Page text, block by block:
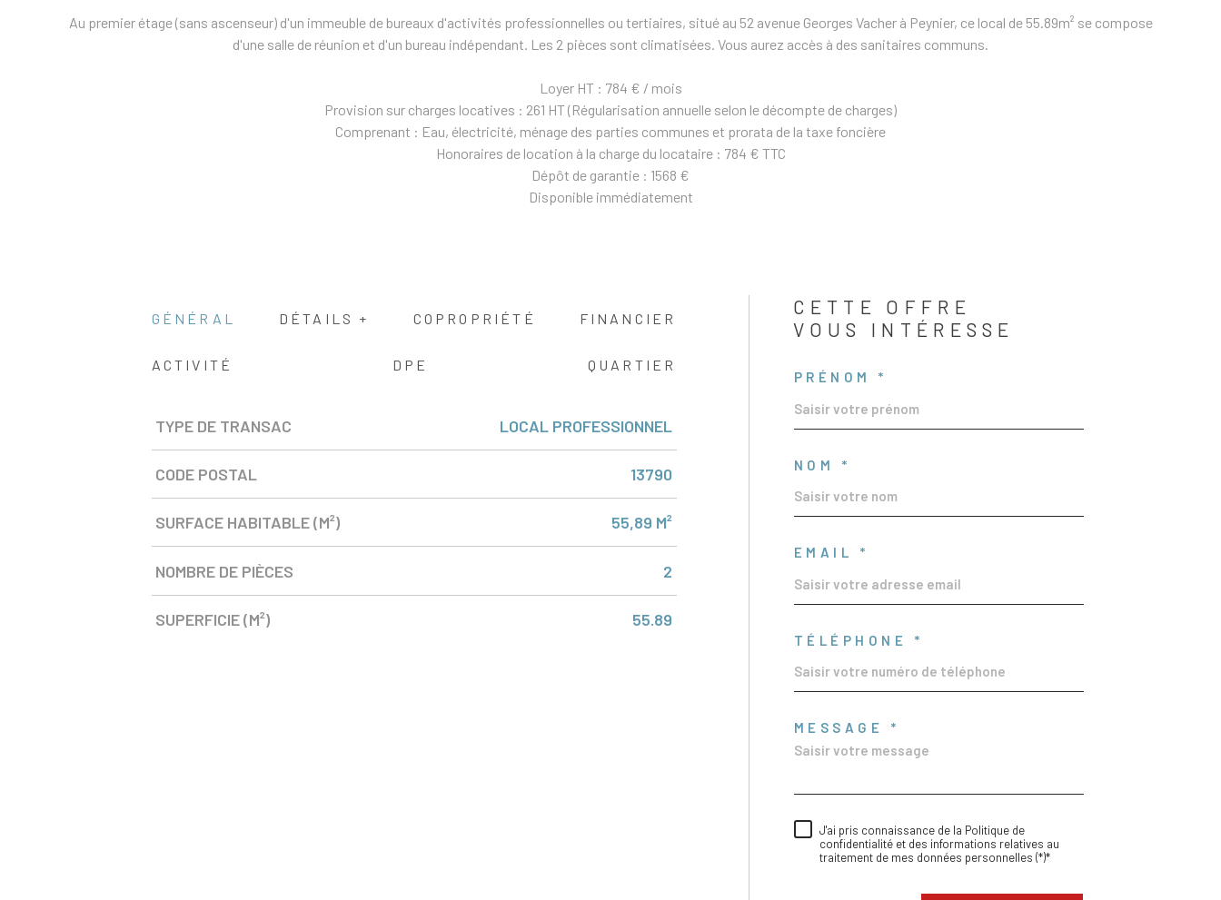
Au premier étage (sans ascenseur) d'un immeuble de bureaux d'activités professionnelles ou tertiaires, situé au 52 avenue Georges Vacher à Peynier, ce local de 55.89m² se compose
d'une salle de réunion et d'un bureau indépendant. Les 2 pièces sont climatisées. Vous aurez accès à des sanitaires communs.
Loyer HT : 784 € / mois
Provision sur charges locatives : 261 HT (Régularisation annuelle selon le décompte de charges)
Comprenant : Eau, électricité, ménage des parties communes et prorata de la taxe foncière
Honoraires de location à la charge du locataire : 784 € TTC
Dépôt de garantie : 1568 €
Disponible immédiatement
GÉNÉRAL DÉTAILS + COPROPRIÉTÉ FINANCIER
ACTIVITÉ DPE QUARTIER
Caractérisque Valeurs
TYPE DE TRANSAC LOCAL PROFESSIONNEL
CODE POSTAL 13790
SURFACE HABITABLE (M²) 55,89 M²
NOMBRE DE PIÈCES 2
SUPERFICIE (M²) 55.89
CETTE OFFRE
VOUS INTÉRESSE
PRÉNOM *
NOM *
EMAIL *
TÉLÉPHONE *
MESSAGE *
J'ai pris connaissance de la Politique de
confidentialité et des informations relatives au
traitement de mes données personnelles (*)*